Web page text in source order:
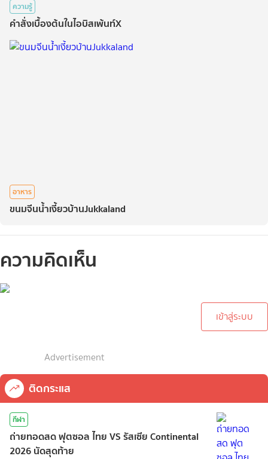
ความรู้
คำสั่งเบื้องต้นในไอบิสเพ้นท์X
อาหาร
ขนมจีนน้ำเงี้ยวบ้านJukkaland
ความคิดเห็น
เข้าสู่ระบบ
Advertisement
ติดกระแส
กีฬา
ถ่ายทอดสด ฟุตซอล ไทย VS รัสเซีย Continental
2026 นัดสุดท้าย